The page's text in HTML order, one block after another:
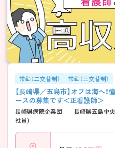
常勤（二交替制） 常勤（三交替制）
【長崎県／五島市】オフは海へ
ースの募集です＜正看護師＞
長崎県病院企業団 長崎県五島中央
社員)